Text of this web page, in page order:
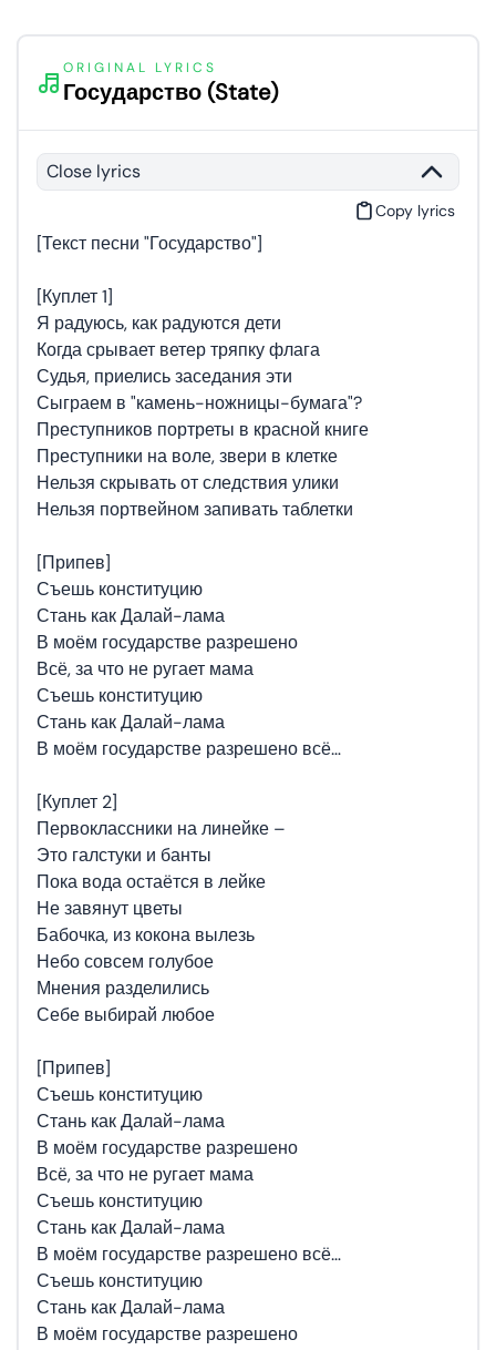
ORIGINAL LYRICS
Государство (State)
Close lyrics
Copy lyrics
[Текст песни "Государство"]
[Куплет 1]
Я радуюсь, как радуются дети
Когда срывает ветер тряпку флага
Судья, приелись заседания эти
Сыграем в "камень-ножницы-бумага"?
Преступников портреты в красной книге
Преступники на воле, звери в клетке
Нельзя скрывать от следствия улики
Нельзя портвейном запивать таблетки
[Припев]
Съешь конституцию
Стань как Далай-лама
В моём государстве разрешено
Всё, за что не ругает мама
Съешь конституцию
Стань как Далай-лама
В моём государстве разрешено всё…
[Куплет 2]
Первоклассники на линейке –
Это галстуки и банты
Пока вода остаётся в лейке
Не завянут цветы
Бабочка, из кокона вылезь
Небо совсем голубое
Мнения разделились
Себе выбирай любое
[Припев]
Съешь конституцию
Стань как Далай-лама
В моём государстве разрешено
Всё, за что не ругает мама
Съешь конституцию
Стань как Далай-лама
В моём государстве разрешено всё…
Съешь конституцию
Стань как Далай-лама
В моём государстве разрешено